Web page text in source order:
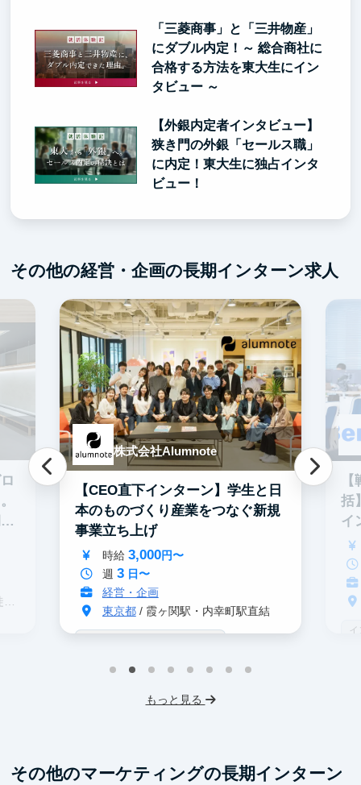
「三菱商事」と「三井物産」
にダブル内定！～ 総合商社に
合格する方法を東大生にイン
タビュー ～
【外銀内定者インタビュー】
狭き門の外銀「セールス職」
に内定！東大生に独占インタ
ビュー！
その他の経営・企画の長期インターン求人
株式会社Alumnote
【CEO直下インターン】学生と日
本のものづくり産業をつなぐ新規
事業立ち上げ
時給 3,000円〜
週 3日〜
経営・企画
東京都/ 霞ヶ関駅・内幸町駅直結
インターン生10人以上在籍 事業立案
括
イ
もっと見る
その他のマーケティングの長期インターン